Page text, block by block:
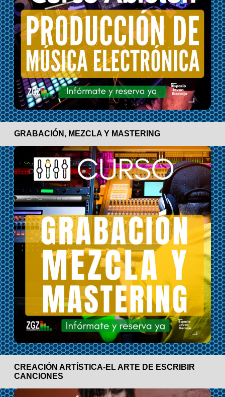
GRABACIÓN, MEZCLA Y MASTERING
CREACIÓN ARTÍSTICA-EL ARTE DE ESCRIBIR
CANCIONES